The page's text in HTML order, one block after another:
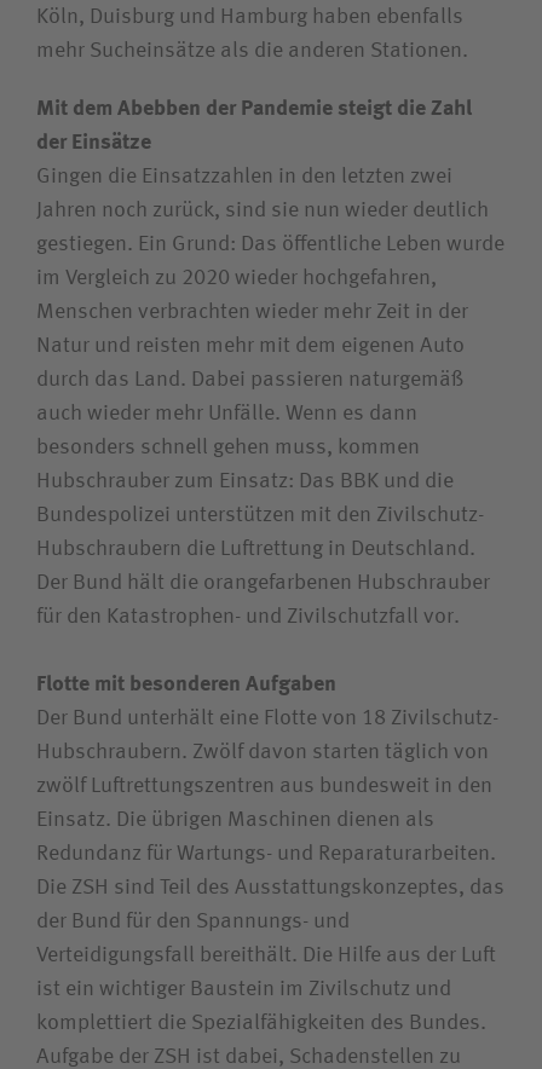
Köln, Duisburg und Hamburg haben ebenfalls
mehr Sucheinsätze als die anderen Stationen.
Mit dem Abebben der Pandemie steigt die Zahl
der Einsätze
Gingen die Einsatzzahlen in den letzten zwei
Jahren noch zurück, sind sie nun wieder deutlich
gestiegen. Ein Grund: Das öffentliche Leben wurde
im Vergleich zu 2020 wieder hochgefahren,
Menschen verbrachten wieder mehr Zeit in der
Natur und reisten mehr mit dem eigenen Auto
durch das Land. Dabei passieren naturgemäß
auch wieder mehr Unfälle. Wenn es dann
besonders schnell gehen muss, kommen
Hubschrauber zum Einsatz: Das BBK und die
Bundespolizei unterstützen mit den Zivilschutz-
Hubschraubern die Luftrettung in Deutschland.
Der Bund hält die orangefarbenen Hubschrauber
für den Katastrophen- und Zivilschutzfall vor.
Flotte mit besonderen Aufgaben
Der Bund unterhält eine Flotte von 18 Zivilschutz-
Hubschraubern. Zwölf davon starten täglich von
zwölf Luftrettungszentren aus bundesweit in den
Einsatz. Die übrigen Maschinen dienen als
Redundanz für Wartungs- und Reparaturarbeiten.
Die ZSH sind Teil des Ausstattungskonzeptes, das
der Bund für den Spannungs- und
Verteidigungsfall bereithält. Die Hilfe aus der Luft
ist ein wichtiger Baustein im Zivilschutz und
komplettiert die Spezialfähigkeiten des Bundes.
Aufgabe der ZSH ist dabei, Schadenstellen zu